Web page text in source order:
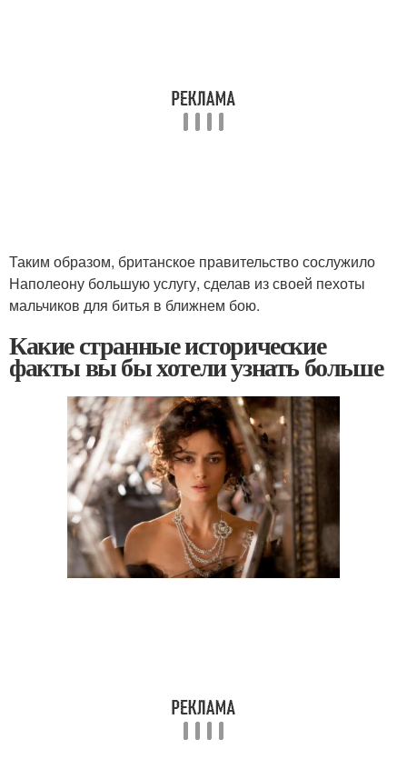
Таким образом, британское правительство сослужило
Наполеону большую услугу, сделав из своей пехоты
мальчиков для битья в ближнем бою.
Какие странные исторические
факты вы бы хотели узнать больше